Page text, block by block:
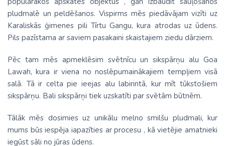
pludmalē un peldēšanos. Vispirms mēs piedāvājam vizīti uz
Karaliskās ģimenes pili Tīrtu Gangu, kura atrodas uz ūdens.
Pils pazīstama ar saviem pasakaini skaistajiem ziedu dārziem.
Pēc tam mēs apmeklēsim svētnīcu un sikspārņu alu Goa
Lawah, kura ir viena no noslēpumainākajiem tempļiem visā
salā. Tā ir celta pie ieejas alu labirintā, kur mīt tūkstošiem
sikspārņu. Bali sikspārņi tiek uzskatīti par svētām būtnēm.
Tālāk mēs dosimies uz unikālu melno smilšu pludmali, kur
mums būs iespēja iapazīties ar procesu , kā vietējie amatnieki
iegūst sāli no jūras ūdens.